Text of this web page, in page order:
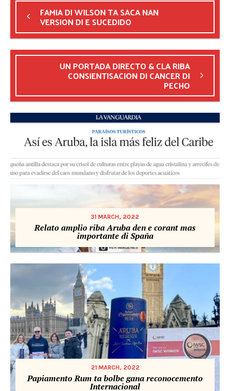
FAMIA DI WILSON TA SACA NAN
VERSION DI E SUCEDIDO
UN PORTADA DIRECTO & CLA RIBA
CONSIENTISACION DI CANCER DI
PECHO
31 MARCH, 2022
Relato amplio riba Aruba den e corant mas
importante di Spaña
21 MARCH, 2022
Papiamento Rum ta bolbe gana reconocemento
Internacional